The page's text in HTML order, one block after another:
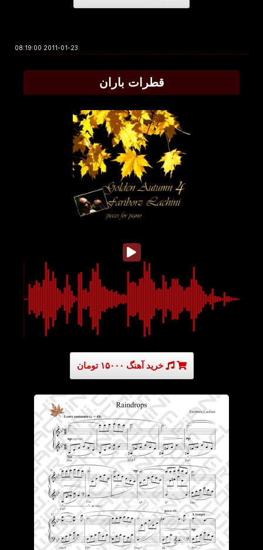
2011-01-23 08:19:00
قطرات باران
خرید آهنگ ۱۵۰۰۰ تومان